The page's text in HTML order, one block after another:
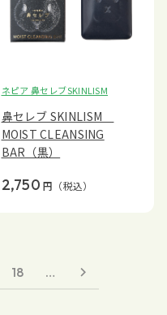
ネピア 鼻セレブSKINLISM
鼻セレブ SKINLISM
MOIST CLEANSING
BAR（黒）
2,750 円 （税込）
18 …